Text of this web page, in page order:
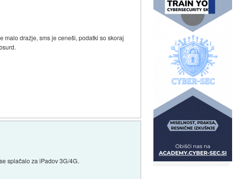
malo dražje, sms je ceneši, podatki so skoraj
splačalo za iPadov 3G/4G.